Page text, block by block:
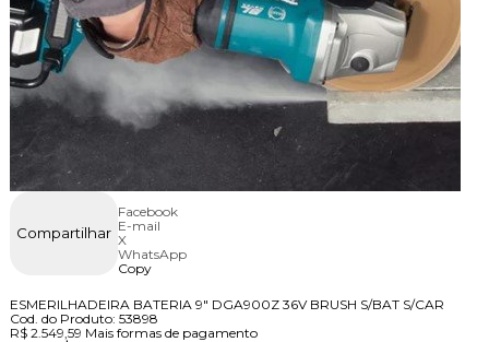
Compartilhar
Facebook
E-mail
X
WhatsApp
Copy
ESMERILHADEIRA BATERIA 9" DGA900Z 36V BRUSH S/BAT S/CAR
Cod. do Produto: 53898
R$ 2.549,59 Mais formas de pagamento